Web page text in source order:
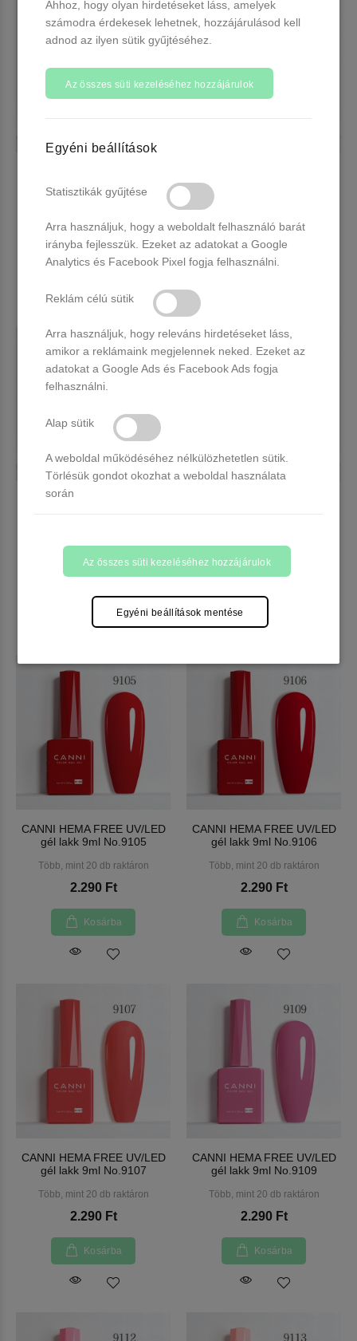
2.290 Ft
Kosárba
Több, mint 20 db raktáron
2.290 Ft
Kosárba
CANNI HEMA FREE UV/LED
2.290 Ft
Kosárba
2.290 Ft
Kosárba
CANNI HEMA FREE UV/LED
gél lakk 9ml No.9105
Több, mint 20 db raktáron
2.290 Ft
Kosárba
CANNI HEMA FREE UV/LED
gél lakk 9ml No.9106
Több, mint 20 db raktáron
2.290 Ft
Kosárba
CANNI HEMA FREE UV/LED
gél lakk 9ml No.9107
Több, mint 20 db raktáron
2.290 Ft
Kosárba
CANNI HEMA FREE UV/LED
gél lakk 9ml No.9109
Több, mint 20 db raktáron
2.290 Ft
Kosárba
Ahhoz, hogy olyan hirdetéseket láss, amelyek
számodra érdekesek lehetnek, hozzájárulásod kell
adnod az ilyen sütik gyűjtéséhez.
Az összes süti kezeléséhez hozzájárulok
Egyéni beállítások
Statisztikák gyűjtése
Arra használjuk, hogy a weboldalt felhasználó barát
irányba fejlesszük. Ezeket az adatokat a Google
Analytics és Facebook Pixel fogja felhasználni.
Reklám célú sütik
Arra használjuk, hogy releváns hirdetéseket láss,
amikor a reklámaink megjelennek neked. Ezeket az
adatokat a Google Ads és Facebook Ads fogja
felhasználni.
Alap sütik
A weboldal működéséhez nélkülözhetetlen sütik.
Törlésük gondot okozhat a weboldal használata
során
Az összes süti kezeléséhez hozzájárulok
Egyéni beállítások mentése